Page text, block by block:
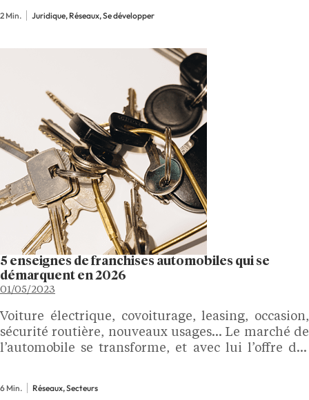
Grenoble le mardi 18 avril, et c'est l'offre…
2 Min. Juridique, Réseaux, Se développer
5 enseignes de franchises automobiles qui se
démarquent en 2026
01/05/2023
Voiture électrique, covoiturage, leasing, occasion,
sécurité routière, nouveaux usages… Le marché de
l’automobile se transforme, et avec lui l’offre des
école…L’Express Franchise vous présente son TOP 5
des réseaux franchises automobiles en France qui
6 Min. Réseaux, Secteurs